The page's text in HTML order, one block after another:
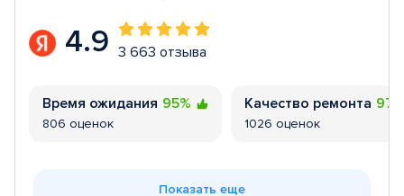
4.9 3 663 отзыва
Время ожидания 95%
806 оценок
Качество ремонта
1026 оценок
Показать еще